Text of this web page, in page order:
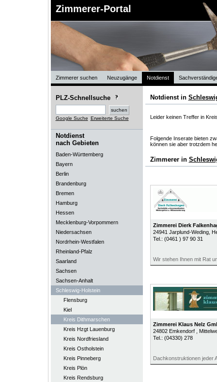
Zimmerer-Portal
Zimmerer suchen Neuzugänge Notdienst
PLZ-Schnellsuche
Google Suche Erweiterte Suche
Notdienst
nach Gebieten
Baden-Württemberg
Bayern
Berlin
Brandenburg
Bremen
Hamburg
Hessen
Mecklenburg-Vorpommern
Niedersachsen
Nordrhein-Westfalen
Rheinland-Pfalz
Saarland
Sachsen
Sachsen-Anhalt
Schleswig-Holstein
Flensburg
Kiel
Kreis Dithmarschen
Kreis Hzgt Lauenburg
Kreis Nordfriesland
Kreis Ostholstein
Kreis Pinneberg
Kreis Plön
Kreis Rendsburg
Notdienst in
Leider keinen Treffer in
Folgende Inserate bieten
können sie aber trotzdem
Zimmerer in
Zimmerei Dierk
24941 Jarplund-Weding,
Tel.: (0461 ) 97 90 31
Wir stehen Ihnen mit Rat
Zimmerei Klaus Nelz
24802 Emkendorf
,
Tel.: (04330) 278
Dachkonstruktionen jeder